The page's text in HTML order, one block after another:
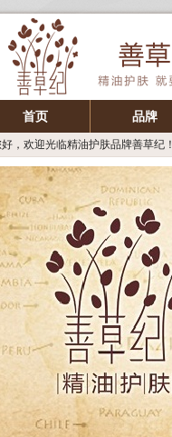
首页 品牌
，欢迎光临精油护肤品牌善草纪！